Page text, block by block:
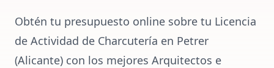
Obtén tu presupuesto online sobre tu Licencia
de Actividad de Charcutería en Petrer
(Alicante) con los mejores Arquitectos e